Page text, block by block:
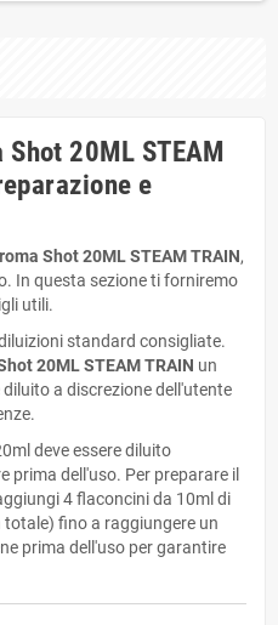
Shot 20ML STEAM
e
Shot 20ML STEAM TRAIN,
In questa sezione ti forniremo
utili.
standard consigliate.
20ML STEAM TRAIN un
a discrezione dell'utente
deve essere diluito
prima dell'uso. Per preparare il
4 flaconcini da 10ml di
fino a raggiungere un
prima dell'uso per garantire